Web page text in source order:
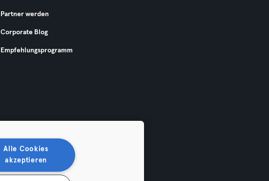
Partner werden
Corporate Blog
Empfehlungsprogramm
Alle Cookies
akzeptieren